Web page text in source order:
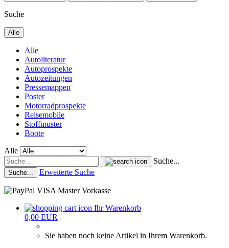
Suche
Alle
Alle
Autoliteratur
Autoprospekte
Autozeitungen
Pressemappen
Poster
Motorradprospekte
Reisemobile
Stoffmuster
Boote
Alle
Suche...
Suche... Erweiterte Suche
Ihr Warenkorb
0,00 EUR
Sie haben noch keine Artikel in Ihrem Warenkorb.